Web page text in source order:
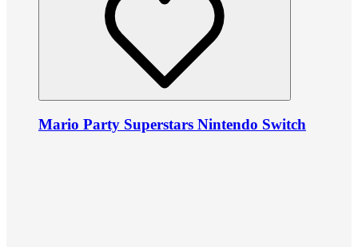
Mario Party Superstars Nintendo Switch